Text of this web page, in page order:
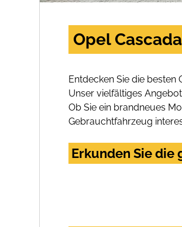
Opel
Entdecken Sie die besten
Unser vielfältiges
Ob Sie ein brandneues
Gebrauchtfahrzeug
Erkunden Sie die